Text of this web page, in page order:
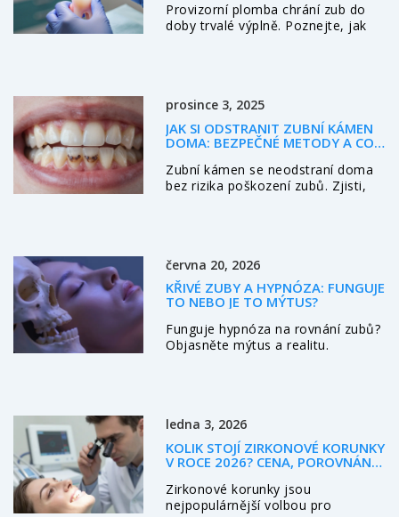
Provizorní plomba chrání zub do
doby trvalé výplně. Poznejte, jak
prosince 3, 2025
JAK SI ODSTRANIT ZUBNÍ KÁMEN
DOMA: BEZPEČNÉ METODY A CO
Zubní kámen se neodstraní doma
bez rizika poškození zubů. Zjisti,
června 20, 2026
KŘIVÉ ZUBY A HYPNÓZA: FUNGUJE
TO NEBO JE TO MÝTUS?
Funguje hypnóza na rovnání zubů?
Objasněte mýtus a realitu.
ledna 3, 2026
KOLIK STOJÍ ZIRKONOVÉ KORUNKY
V ROCE 2026? CENA, POROVNÁNÍ
Zirkonové korunky jsou
nejpopulárnější volbou pro